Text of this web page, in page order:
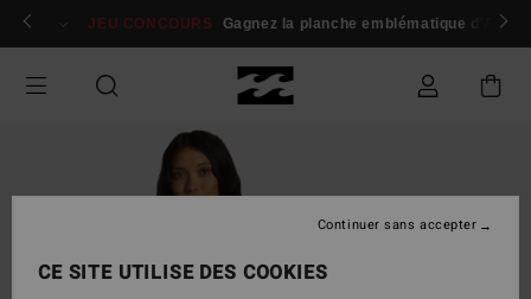
Passer
Se connecter / s'inscrire
JEU CONCOURS Gagnez la planche emblématique d'Andy
CE SITE UTILISE DES COOKIES
Continuer sans accepter